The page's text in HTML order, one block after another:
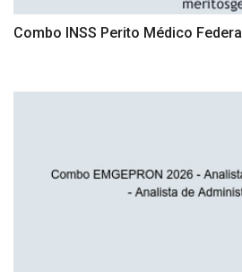
Combo INSS Perito Médico Federal